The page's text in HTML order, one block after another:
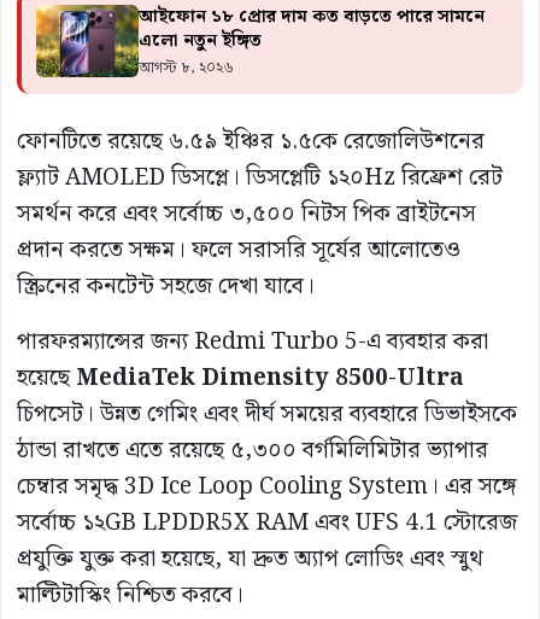
আইফোন ১৮ প্রোর দাম কত বাড়তে পারে সামনে
এলো নতুন ইঙ্গিত
আগস্ট ৮, ২০২৬
ফোনটিতে রয়েছে ৬.৫৯ ইঞ্চির ১.৫কে রেজোলিউশনের
ফ্ল্যাট AMOLED ডিসপ্লে। ডিসপ্লেটি ১২০Hz রিফ্রেশ রেট
সমর্থন করে এবং সর্বোচ্চ ৩,৫০০ নিটস পিক ব্রাইটনেস
প্রদান করতে সক্ষম। ফলে সরাসরি সূর্যের আলোতেও
স্ক্রিনের কনটেন্ট সহজে দেখা যাবে।
পারফরম্যান্সের জন্য Redmi Turbo 5-এ ব্যবহার করা
হয়েছেMediaTek Dimensity 8500-Ultra
চিপসেট। উন্নত গেমিং এবং দীর্ঘ সময়ের ব্যবহারে ডিভাইসকে
ঠান্ডা রাখতে এতে রয়েছে ৫,৩০০ বর্গমিলিমিটার ভ্যাপার
চেম্বার সমৃদ্ধ 3D Ice Loop Cooling System। এর সঙ্গে
সর্বোচ্চ ১২GB LPDDR5X RAM এবং UFS 4.1 স্টোরেজ
প্রযুক্তি যুক্ত করা হয়েছে, যা দ্রুত অ্যাপ লোডিং এবং স্মুথ
মাল্টিটাস্কিং নিশ্চিত করবে।